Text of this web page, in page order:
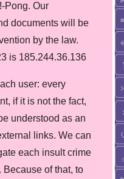
Pong. Our
documents will be
by the law.
is 185.244.36.136
user: every
if it is not the fact,
understood as an
links. We can
each insult crime
of that, to